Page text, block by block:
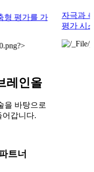
평가를 가
자극과
평가 시
레인올
을 바탕으로
어갑니다.
트너